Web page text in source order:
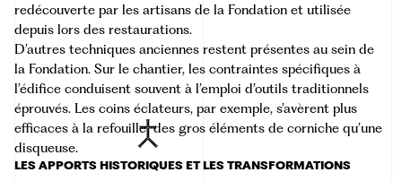
redécouverte par les artisans de la Fondation et utilisée
depuis lors des restaurations.
D’autres techniques anciennes restent présentes au sein de
la Fondation. Sur le chantier, les contraintes spécifiques à
l’édifice conduisent souvent à l’emploi d’outils traditionnels
éprouvés. Les coins éclateurs, par exemple, s’avèrent plus
efficaces à la refouille des gros éléments de corniche qu’une
disqueuse.
LES APPORTS HISTORIQUES ET LES TRANSFORMATIONS